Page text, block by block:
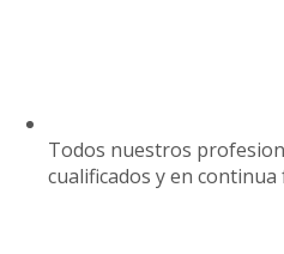
Todos nuestros
cualificados y en continua